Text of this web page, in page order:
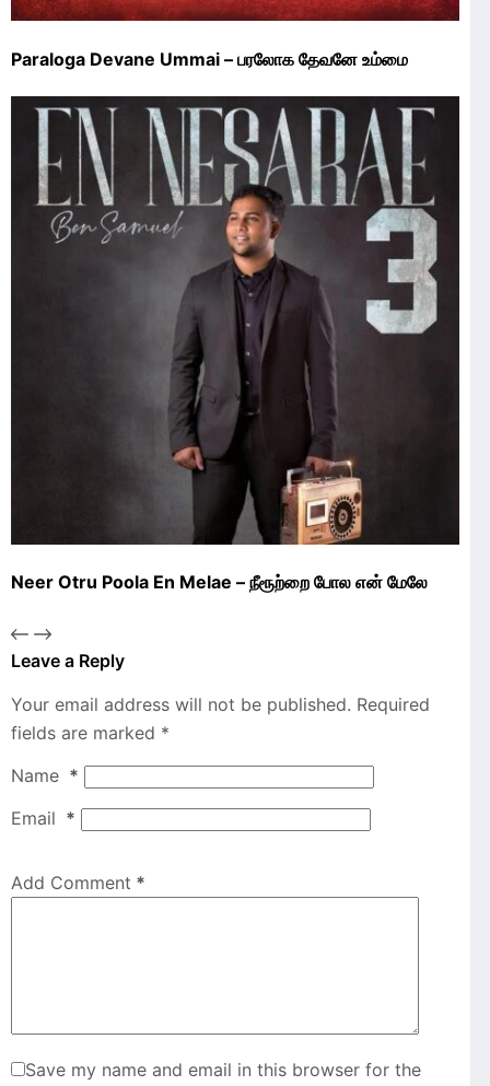
Paraloga Devane Ummai – பரலோக தேவனே உம்மை
Neer Otru Poola En Melae – நீரூற்றை போல என் மேலே
Leave a Reply
Your email address will not be published. Required
fields are marked *
Name *
Email *
Add Comment *
Save my name and email in this browser for the